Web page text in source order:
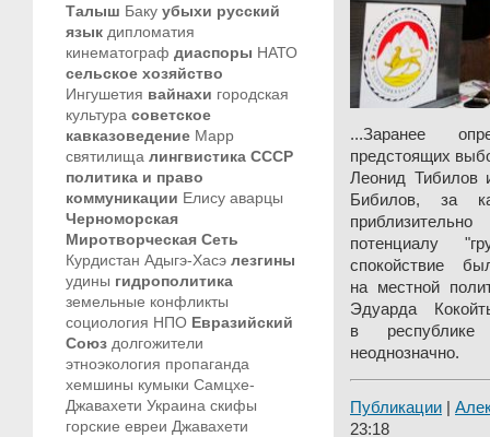
Талыш Баку убыхи русский
язык дипломатия
кинематограф диаспоры НАТО
сельское хозяйство
Ингушетия вайнахи городская
культура советское
кавказоведение Марр
святилища лингвистика СССР
политика и право
коммуникации Елису аварцы
Черноморская
Миротворческая Сеть
Курдистан Адыгэ-Хасэ лезгины
удины гидрополитика
земельные конфликты
социология НПО Евразийский
Союз долгожители
этноэкология пропаганда
хемшины кумыки Самцхе-
Джавахети Украина скифы
горские евреи Джавахети
...Заранее
предстоящих
Леонид Тибилов
Бибилов, за
потенциалу
спокойствие
на местной
Эдуарда
в
неоднозначно.
Публикации
23:18